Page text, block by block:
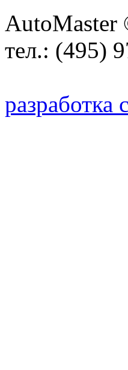
AutoMaster
тел.: (495)
разработка